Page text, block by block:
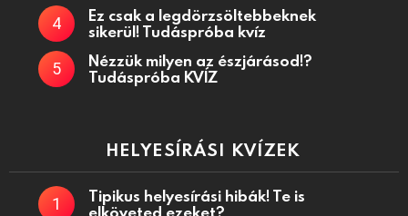
Ez csak a legdörzsöltebbeknek
sikerül! Tudáspróba kvíz
Nézzük milyen az észjárásod!?
Tudáspróba KVÍZ
HELYESÍRÁSI KVÍZEK
Tipikus helyesírási hibák! Te is
elköveted ezeket?